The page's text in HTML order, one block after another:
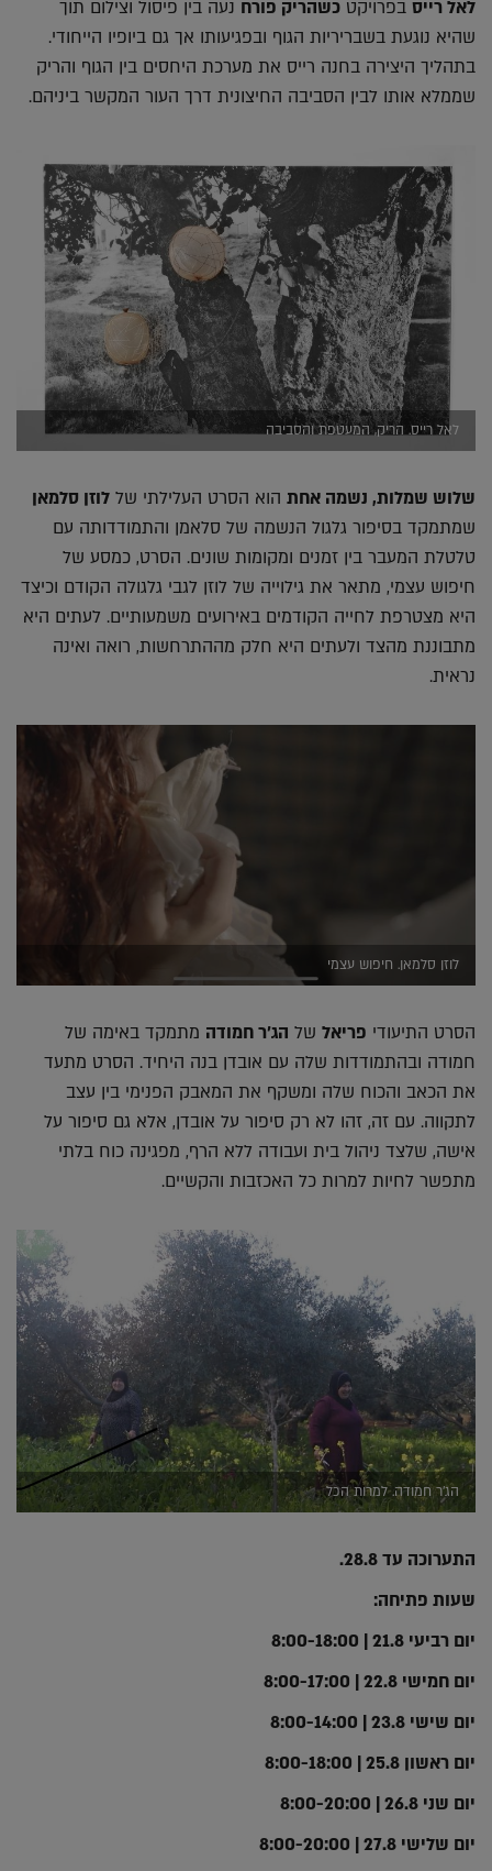
לאל רייס בפרויקט כשהריק פורח נעה בין פיסול וצילום תוך
שהיא נוגעת בשבריריות הגוף ובפגיעותו אך גם ביופיו הייחודי.
בתהליך היצירה בחנה רייס את מערכת היחסים בין הגוף והריק
שממלא אותו לבין הסביבה החיצונית דרך העור המקשר ביניהם.
לאל רייס. הריק, המעטפת והסביבה
שלוש שמלות, נשמה אחת הוא הסרט העלילתי של לוזן סלמאן
שמתמקד בסיפור גלגול הנשמה של סלאמן והתמודדותה עם
טלטלת המעבר בין זמנים ומקומות שונים. הסרט, כמסע של
חיפוש עצמי, מתאר את גילוייה של לוזן לגבי גלגולה הקודם וכיצד
היא מצטרפת לחייה הקודמים באירועים משמעותיים. לעתים היא
מתבוננת מהצד ולעתים היא חלק מההתרחשות, רואה ואינה
נראית.
לוזן סלמאן. חיפוש עצמי
הסרט התיעודי פריאל של הג'ר חמודה מתמקד באימה של
חמודה ובהתמודדות שלה עם אובדן בנה היחיד. הסרט מתעד
את הכאב והכוח שלה ומשקף את המאבק הפנימי בין עצב
לתקווה. עם זה, זהו לא רק סיפור על אובדן, אלא גם סיפור על
אישה, שלצד ניהול בית ועבודה ללא הרף, מפגינה כוח בלתי
מתפשר לחיות למרות כל האכזבות והקשיים.
הג'ר חמודה. למרות הכל
התערוכה עד 28.8.
שעות פתיחה:
יום רביעי 21.8 | 8:00-18:00
יום חמישי 22.8 | 8:00-17:00
יום שישי 23.8 | 8:00-14:00
יום ראשון 25.8 | 8:00-18:00
יום שני 26.8 | 8:00-20:00
יום שלישי 27.8 | 8:00-20:00